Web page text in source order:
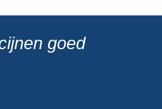
goed